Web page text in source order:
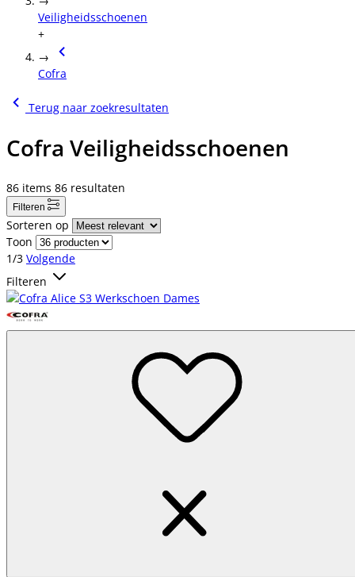
Veiligheidsschoenen
+
→
Cofra
Terug naar zoekresultaten
Cofra Veiligheidsschoenen
86 items 86 resultaten
Filteren
Sorteren op
Toon
1/3 Volgende
Filteren